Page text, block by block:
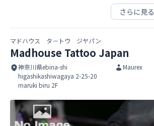
さらに見る
マドハウス タ－トウ ジヤパン
Madhouse Tattoo Japan
神奈川県ebina-shi
higashikashiwagaya 2-25-20
maruki biru 2F
Maurex
Madhouse Tattoo Japan